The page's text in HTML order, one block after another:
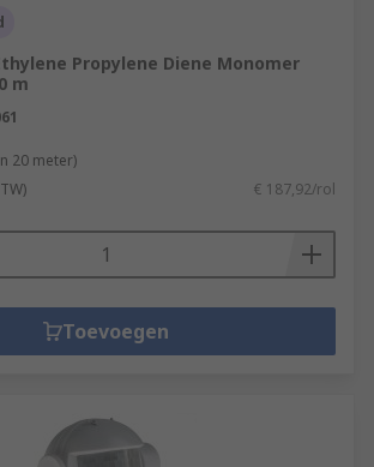
Propylene Diene Monomer
m
20 meter)
€ 187,92/rol
Toevoegen